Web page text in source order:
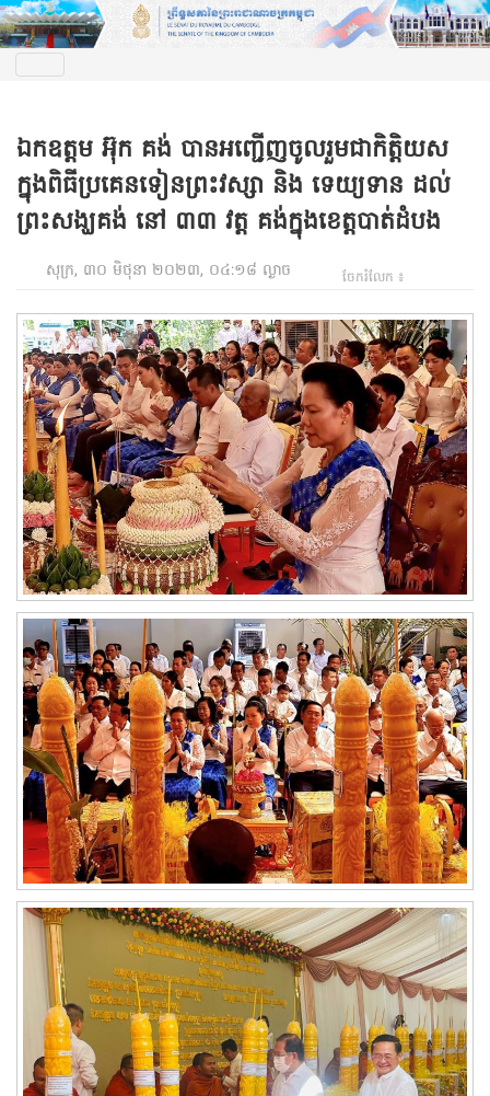
ឯកឧត្តម អ៊ុក គង់ បានអញ្ជើញចូលរួមជាកិត្តិយស
ក្នុងពិធីប្រគេនទៀនព្រះវស្សា និង ទេយ្យទាន ដល់
ព្រះសង្ឃគង់ នៅ ៣៣ វត្ត គង់ក្នុងខេត្តបាត់ដំបង
សុក្រ, ៣០ មិថុនា ២០២៣, ០៤:១៨ ល្ងាច ចែករំលែក ៖